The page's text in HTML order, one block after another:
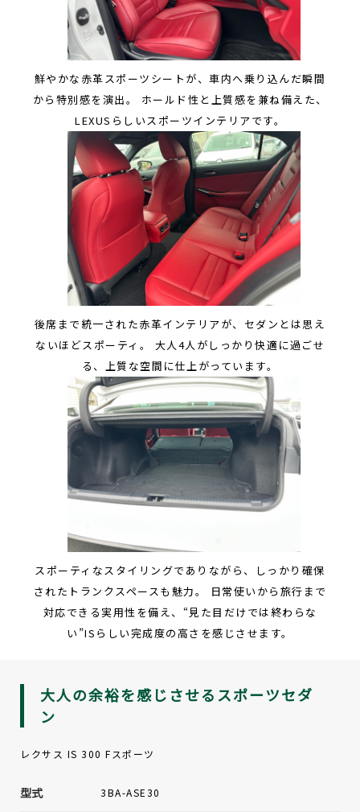
鮮やかな赤革スポーツシートが、車内へ乗り込んだ瞬間
から特別感を演出。 ホールド性と上質感を兼ね備えた、
LEXUSらしいスポーツインテリアです。
後席まで統一された赤革インテリアが、セダンとは思え
ないほどスポーティ。 大人4人がしっかり快適に過ごせ
る、上質な空間に仕上がっています。
スポーティなスタイリングでありながら、しっかり確保
されたトランクスペースも魅力。 日常使いから旅行まで
対応できる実用性を備え、“見た目だけでは終わらな
い”ISらしい完成度の高さを感じさせます。
大人の余裕を感じさせるスポーツセダ
ン
レクサス IS 300 Fスポーツ
型式 3BA-ASE30